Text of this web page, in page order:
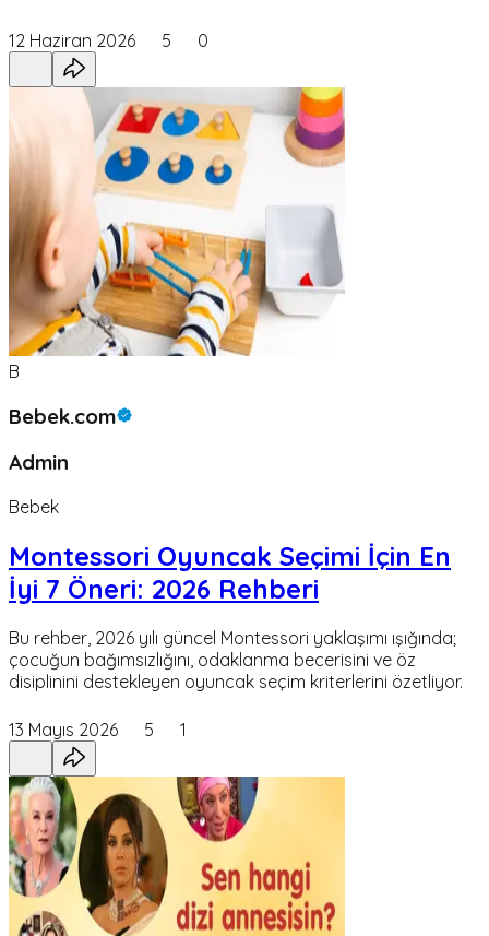
12 Haziran 2026 5 0
B
Bebek.com
Admin
Bebek
Montessori Oyuncak Seçimi İçin En
İyi 7 Öneri: 2026 Rehberi
Bu rehber, 2026 yılı güncel Montessori yaklaşımı ışığında;
çocuğun bağımsızlığını, odaklanma becerisini ve öz
disiplinini destekleyen oyuncak seçim kriterlerini özetliyor.
13 Mayıs 2026 5 1